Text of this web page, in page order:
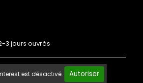
3 jours ouvrés
est désactivé. Autoriser